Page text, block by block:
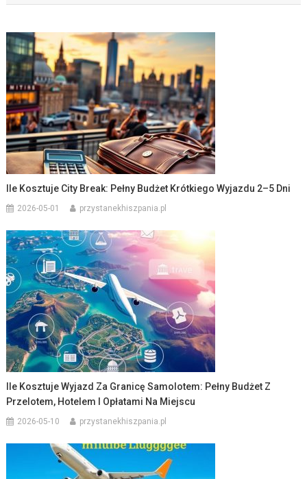
Ile Kosztuje City Break: Pełny Budżet Krótkiego Wyjazdu 2–5 Dni
2026-05-01 przystanekhiszpania.pl
Ile Kosztuje Wyjazd Za Granicę Samolotem: Pełny Budżet Z
Przelotem, Hotelem I Opłatami Na Miejscu
2026-05-10 przystanekhiszpania.pl